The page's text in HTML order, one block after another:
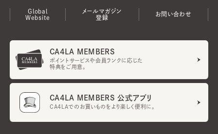
Global
Website
メールマガジン
登録
お問い合わせ
CA4LA MEMBERS
ポイントサービスや会員ランクに応じた
特典をご用意。
CA4LA MEMBERS 公式アプリ
CA4LAでのお買いものをより楽しく便利に。